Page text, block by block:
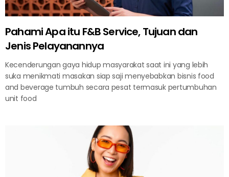
Pahami Apa itu F&B Service, Tujuan dan
Jenis Pelayanannya
Kecenderungan gaya hidup masyarakat saat ini yang lebih
suka menikmati masakan siap saji menyebabkan bisnis food
and beverage tumbuh secara pesat termasuk pertumbuhan
unit food